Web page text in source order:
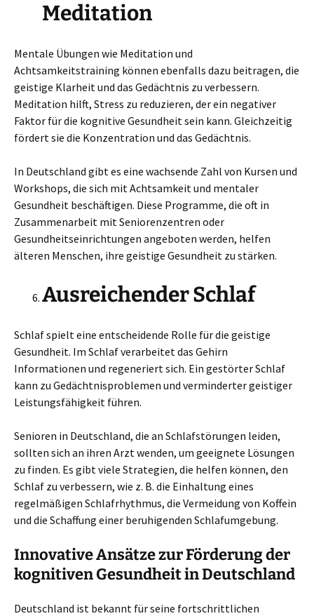
Meditation
Mentale Übungen wie Meditation und
Achtsamkeitstraining können ebenfalls dazu beitragen, die
geistige Klarheit und das Gedächtnis zu verbessern.
Meditation hilft, Stress zu reduzieren, der ein negativer
Faktor für die kognitive Gesundheit sein kann. Gleichzeitig
fördert sie die Konzentration und das Gedächtnis.
In Deutschland gibt es eine wachsende Zahl von Kursen und
Workshops, die sich mit Achtsamkeit und mentaler
Gesundheit beschäftigen. Diese Programme, die oft in
Zusammenarbeit mit Seniorenzentren oder
Gesundheitseinrichtungen angeboten werden, helfen
älteren Menschen, ihre geistige Gesundheit zu stärken.
Ausreichender Schlaf
Schlaf spielt eine entscheidende Rolle für die geistige
Gesundheit. Im Schlaf verarbeitet das Gehirn
Informationen und regeneriert sich. Ein gestörter Schlaf
kann zu Gedächtnisproblemen und verminderter geistiger
Leistungsfähigkeit führen.
Senioren in Deutschland, die an Schlafstörungen leiden,
sollten sich an ihren Arzt wenden, um geeignete Lösungen
zu finden. Es gibt viele Strategien, die helfen können, den
Schlaf zu verbessern, wie z. B. die Einhaltung eines
regelmäßigen Schlafrhythmus, die Vermeidung von Koffein
und die Schaffung einer beruhigenden Schlafumgebung.
Innovative Ansätze zur Förderung der
kognitiven Gesundheit in Deutschland
Deutschland ist bekannt für seine fortschrittlichen